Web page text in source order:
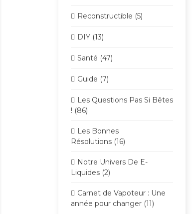
Reconstructible (5)
DIY (13)
Santé (47)
Guide (7)
Les Questions Pas Si Bêtes
! (86)
Les Bonnes
Résolutions (16)
Notre Univers De E-
Liquides (2)
Carnet de Vapoteur : Une
année pour changer (11)